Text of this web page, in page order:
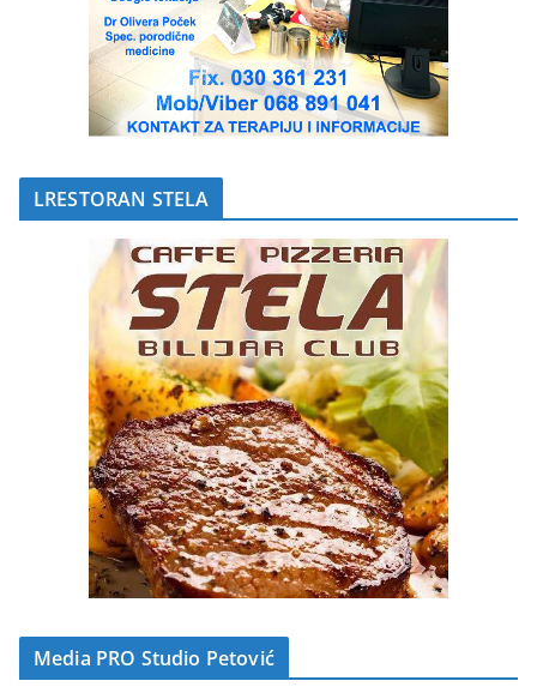
LRESTORAN STELA
Media PRO Studio Petović